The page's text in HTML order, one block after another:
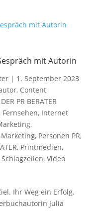
mit Autorin
| 1. September 2023
, Content
DER PR BERATER
Fernsehen, Internet
,
, Personen PR,
, Printmedien,
Schlagzeilen, Video
Ihr Weg ein Erfolg.
Julia